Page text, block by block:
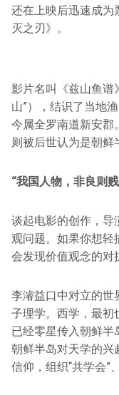
还在上映后迅速成为
灭之刃》。
影片名叫《兹山鱼谱
山”），结识了当地
今属全罗南道新安郡
则被后世认为是朝鲜
“我国人物，非良则
谈起电影的创作，导
观问题。如果你想轻
会发现价值观念的对
李濬益口中对立的世
子理学。西学，最初
已经零星传入朝鲜半
朝鲜半岛对天学的兴
信仰，组织“共学会”